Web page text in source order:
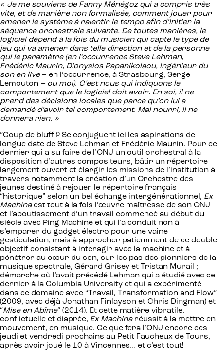
« Je me souviens de Fanny Ménégoz qui a compris très
vite, et de manière non formalisée, comment jouer pour
amener le système à ralentir le tempo afin d’initier la
séquence orchestrale suivante. De toutes manières, le
logiciel dépend à la fois du musicien qui capte le type de
jeu qui va amener dans telle direction et de la personne
qui le paramètre (en l’occurrence Steve Lehman,
Frédéric Maurin, Dionysios Papanikolaou, ingénieur du
son en live– en l’occurrence, à Strasbourg, Serge
Lemouton – ou moi). C’est nous qui indiquons le
comportement que le logiciel doit avoir. En soi, il ne
prend des décisions locales que parce qu’on lui a
demandé d’avoir tel comportement. Mal nourri, il ne
donnera rien. »
”Coup de bluff ? Se conjuguent ici les aspirations de
longue date de Steve Lehman et Frédéric Maurin. Pour ce
dernier qui a su faire de l’ONJ un outil orchestral à la
disposition d’autres compositeurs, bâtir un répertoire
largement ouvert et élargir les missions de l’institution à
travers notamment la création d’un Orchestre des
jeunes destiné à rejouer le répertoire français
“historique” selon un bel échange intergénérationnel, Ex
Machinaest tout à la fois l’œuvre maîtresse de son ONJ
et l’aboutissement d’un travail commencé au début du
siècle avec Ping Machine et qui l’a conduit non à
s’emparer du gadget électro pour une vaine
gesticulation, mais à approcher patiemment de ce double
objectif consistant à interagir avec la machine et à
pénétrer au cœur du son, sur les pas des pionniers de la
musique spectrale, Gérard Grisey et Tristan Murail ;
démarche où l’avait précédé Lehman qui a étudié avec ce
dernier à la Columbia University et qui a expérimenté
dans ce domaine avec “Travail, Transformation and Flow”
(2009, avec déjà Jonathan Finlayson et Chris Dingman) et
“Mise en Abîme“ (2014). Et cette matière vibratile,
conflictuelle et diaprée, Ex Machina réussit à la mettre en
mouvement, en musique. Ce que fera l’ONJ encore ces
jeudi et vendredi prochains au Petit Faucheux de Tours,
après avoir joué le 10 à Vincennes… et c’est tout!